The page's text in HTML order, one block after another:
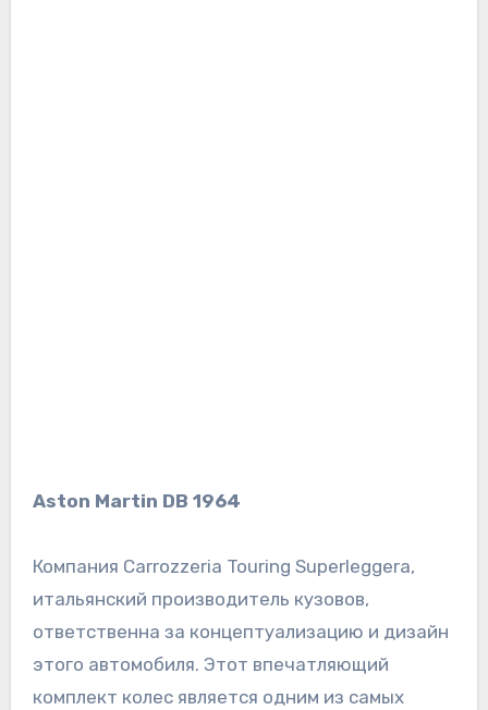
Aston Martin DB 1964
Компания Carrozzeria Touring Superleggera,
итальянский производитель кузовов,
ответственна за концептуализацию и дизайн
этого автомобиля. Этот впечатляющий
комплект колес является одним из самых